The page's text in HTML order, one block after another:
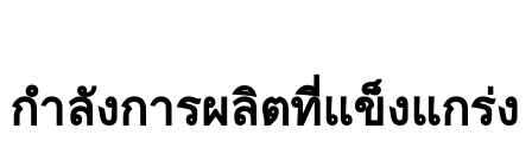
กำลังการผลิตที่แข็งแกร่ง